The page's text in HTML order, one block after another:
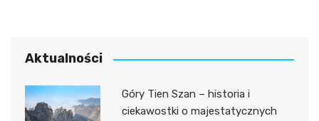
Aktualności
Góry Tien Szan – historia i
ciekawostki o majestatycznych